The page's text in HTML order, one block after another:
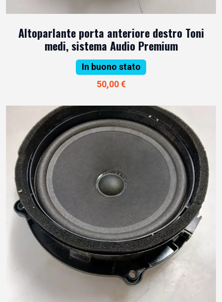
Altoparlante porta anteriore destro Toni
medi, sistema Audio Premium
In buono stato
50,00 €